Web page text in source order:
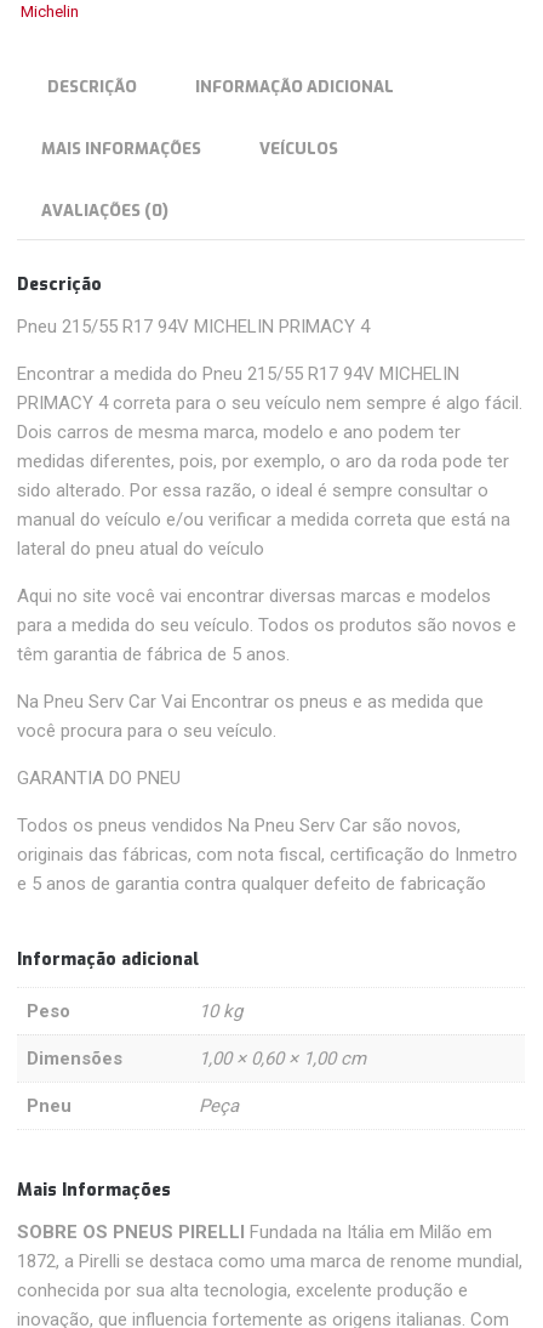
Michelin
DESCRIÇÃO INFORMAÇÃO ADICIONAL
MAIS INFORMAÇÕES VEÍCULOS
AVALIAÇÕES (0)
Descrição
Pneu 215/55 R17 94V MICHELIN PRIMACY 4
Encontrar a medida do Pneu 215/55 R17 94V MICHELIN
PRIMACY 4 correta para o seu veículo nem sempre é algo fácil.
Dois carros de mesma marca, modelo e ano podem ter
medidas diferentes, pois, por exemplo, o aro da roda pode ter
sido alterado. Por essa razão, o ideal é sempre consultar o
manual do veículo e/ou verificar a medida correta que está na
lateral do pneu atual do veículo
Aqui no site você vai encontrar diversas marcas e modelos
para a medida do seu veículo. Todos os produtos são novos e
têm garantia de fábrica de 5 anos.
Na Pneu Serv Car Vai Encontrar os pneus e as medida que
você procura para o seu veículo.
GARANTIA DO PNEU
Todos os pneus vendidos Na Pneu Serv Car são novos,
originais das fábricas, com nota fiscal, certificação do Inmetro
e 5 anos de garantia contra qualquer defeito de fabricação
Informação adicional
Peso 10 kg
Dimensões 1,00 × 0,60 × 1,00 cm
Pneu Peça
Mais Informações
SOBRE OS PNEUS PIRELLI Fundada na Itália em Milão em
1872, a Pirelli se destaca como uma marca de renome mundial,
conhecida por sua alta tecnologia, excelente produção e
inovação, que influencia fortemente as origens italianas. Com